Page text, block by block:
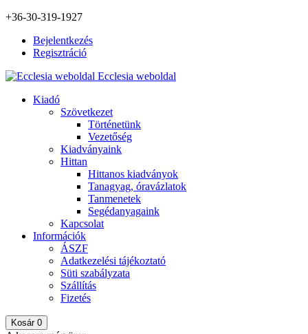
+36-30-319-1927
Bejelentkezés
Regisztráció
Ecclesia weboldal
Kiadó
Szövetkezet
Történetünk
Vezetőség
Kiadványaink
Hittan
Hittanos kiadványok
Tanagyag, óravázlatok
Tanmenetek
Segédanyagaink
Kapcsolat
Információk
ÁSZF
Adatkezelési tájékoztató
Süti szabályzata
Szállítás
Fizetés
Kosár 0